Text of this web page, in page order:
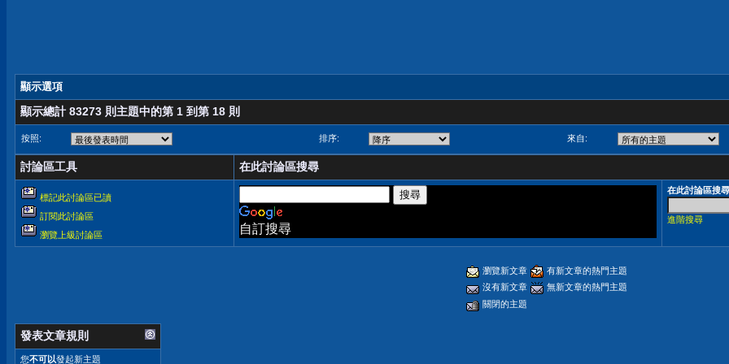
顯示選項
顯示總計 83273 則主題中的第 1 到第 18 則
按照: 排序: 來自:
討論區工具 在此討論區搜尋
標記此討論區已讀
訂閱此討論區
瀏覽上級討論區
自訂搜尋
在此討論區搜尋
進階搜尋
瀏覽新文章
有新文章的熱門主題
沒有新文章
無新文章的熱門主題
關閉的主題
發表文章規則
您不可以發起新主題